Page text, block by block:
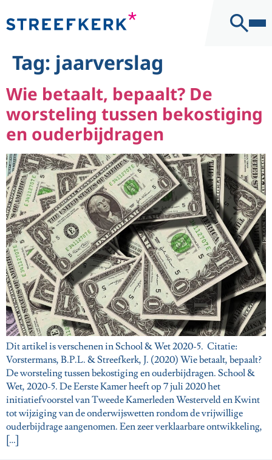
Contact
Tag: jaarverslag
Wie betaalt, bepaalt? De
worsteling tussen bekostiging
en ouderbijdragen
Dit artikel is verschenen in School & Wet 2020-5. Citatie:
Vorstermans, B.P.L. & Streefkerk, J. (2020) Wie betaalt, bepaalt?
De worsteling tussen bekostiging en ouderbijdragen. School &
Wet, 2020-5. De Eerste Kamer heeft op 7 juli 2020 het
initiatiefvoorstel van Tweede Kamerleden Westerveld en Kwint
tot wijziging van de onderwijswetten rondom de vrijwillige
ouderbijdrage aangenomen. Een zeer verklaarbare ontwikkeling,
[…]